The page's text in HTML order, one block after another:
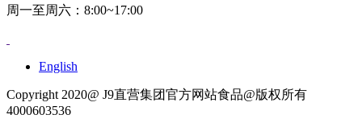
周一至周六：8:00~17:00
English
Copyright 2020@ J9直营集团官方网站食品@版权所有
4000603536